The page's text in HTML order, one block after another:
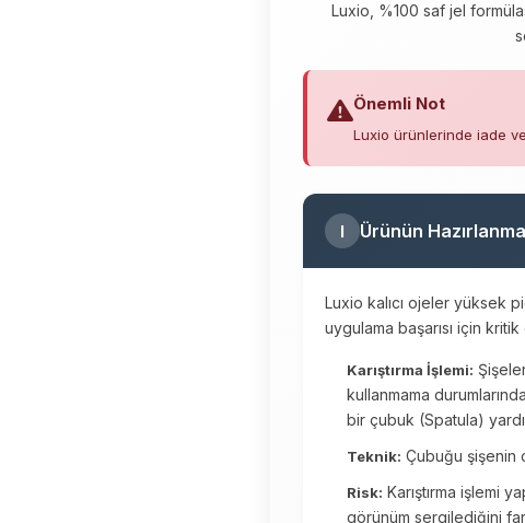
Luxio, %100 saf jel
Önemli Not
Luxio ürünlerinde iade
I Ürünün
Luxio kalıcı ojeler yüksek
uygulama başarısı için
Karıştırma İşlemi:
kullanmama
bir çubuk (Spatula)
Teknik: Çubuğu şişenin
Risk: Karıştırma işlemi
görünüm sergilediğini